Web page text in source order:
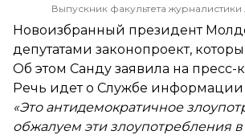
Выпускник факультета
Новоизбранный президент
депутатами законопроект,
Об этом Санду заявила на
Речь идет о Службе информации
«Это антидемократичное
обжалуем эти злоупотребления